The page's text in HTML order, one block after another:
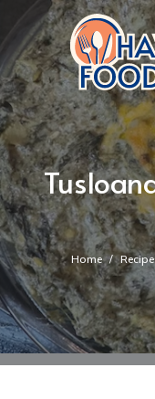
Home